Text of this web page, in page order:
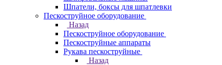
Шпатели, боксы для шпатлевки
Пескоструйное оборудование
Назад
Пескоструйное оборудование
Пескоструйные аппараты
Рукава пескоструйные
Назад